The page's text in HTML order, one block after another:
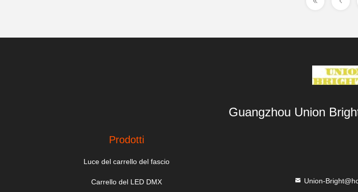
Guangzhou Union
Prodotti
Luce del carrello del fascio
Carrello del LED DMX Union-